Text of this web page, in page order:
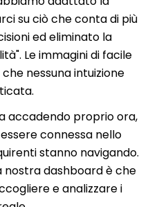
su ciò che conta di più
ed eliminato la
Le immagini di facile
nessuna intuizione
accadendo proprio ora,
connessa nello
stanno navigando.
nostra dashboard è che
e analizzare i